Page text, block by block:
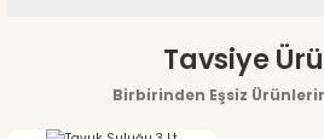
Bu ürünün fiyat bilgisi, resim, ürün
konularda yetersiz gördüğünüz
Tavsiye
Birbirinden Eşsiz